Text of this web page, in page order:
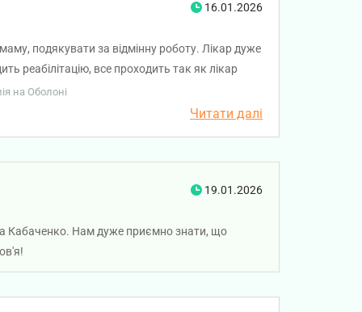
16.01.2026
подякувати за відмінну роботу. Лікар дуже
реабілітацію, все проходить так як лікар
на Оболоні
Читати далі
19.01.2026
Кабаченко. Нам дуже приємно знати, що